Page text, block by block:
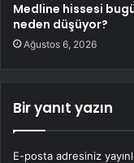
Medline hissesi
neden düşüyor?
Ağustos 6, 2026
Bir yanıt yazın
E-posta adresiniz